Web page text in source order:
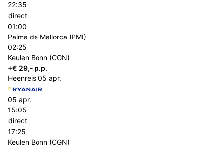
22:35
direct
01:00
Palma de Mallorca (PMI)
02:25
Keulen Bonn (CGN)
+€ 29,- p.p.
Heenreis 05 apr.
05 apr.
15:05
direct
17:25
Keulen Bonn (CGN)